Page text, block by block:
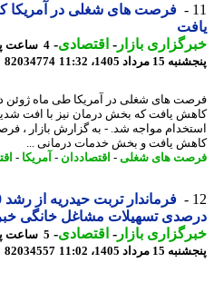
فرصت های شغلی در آمریکا
بازار- اقتصادی- 4 ساعت پیش
1405، 11:32
82034774
های شغلی در آمریکا طی ماه ژوئن در
یافت که بخش درمان نیز با افت شدید
مواجه شد. - به گزارش بازار ، فرصت
یافت و بخش خدمات درمانی ...
های شغلی-اقتصاددان- آمریکا-
فرماندار تربت حیدریه از رشد 100
تسهیلات مشاغل خانگی خبر
بازار- اقتصادی- 5 ساعت پیش
1405، 11:02
82034557